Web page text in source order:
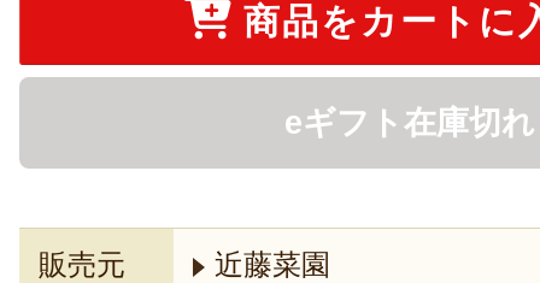
商品をカートに
eギフト在庫切れ
販売元 近藤菜園